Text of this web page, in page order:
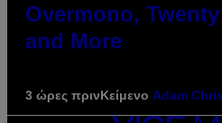
Overmono,
and More
3 ώρες πρινΚείμενο Adam